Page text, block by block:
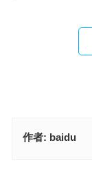
作者: baidu